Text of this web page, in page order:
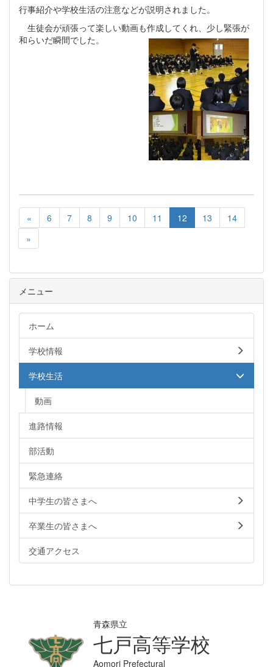
行事紹介や学校生活の注意などが説明されました。
生徒会が頑張って楽しい動画も作成してくれ、少し緊張が
和らいだ瞬間でした。
« 6 7 8 9 10 11 12 13
14
»
メニュー
ホーム
学校情報
学校生活
動画
進路情報
部活動
緊急連絡
中学生の皆さまへ
卒業生の皆さまへ
交通アクセス
青森県立
七戸高等学校
Aomori Prefectural